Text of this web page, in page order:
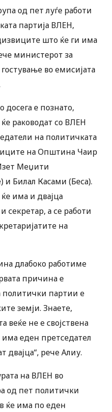
од пет луѓе работи
партија ВЛЕН,
што ќе ги има
министерот за
во емисијата
досега е познато,
раководат со ВЛЕН
на политичката
на Општина Чаир
Меџити
Билал Касами (Беса).
има и двајца
секретар, а се работи
на
длабоко работиме
причина е
политички партии е
земји. Знаете,
веќе не е својствена
еден претседател
двајца“, рече Алиу.
на ВЛЕН во
од пет политички
ќе има по еден